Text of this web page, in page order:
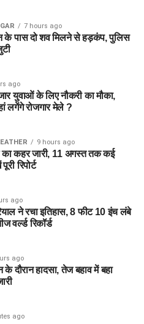
7 hours ago
के पास दो शव मिलने से हड़कंप, पुलिस
ago
युवाओं के लिए नौकरी का मौका,
लगेंगे रोजगार मेले ?
9 hours ago
का कहर जारी, 11 अगस्त तक कई
रिपोर्ट
ago
ने रचा इतिहास, 8 फीट 10 इंच लंबे
वर्ल्ड रिकॉर्ड
ago
के दौरान हादसा, तेज बहाव में बहा
ago